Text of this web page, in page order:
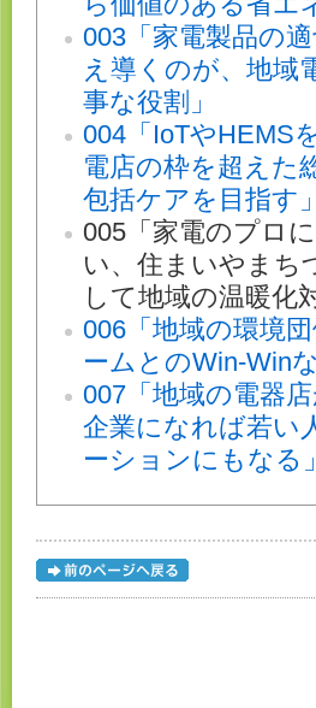
003「家電製品の
え導くのが、地域
事な役割」
004「IoTやHEMS
電店の枠を超えた
包括ケアを目指す」
005「家電のプロ
い、住まいやまち
して地域の温暖化
006「地域の環境
ームとのWin-Win
007「地域の電器
企業になれば若い
ーションにもなる」